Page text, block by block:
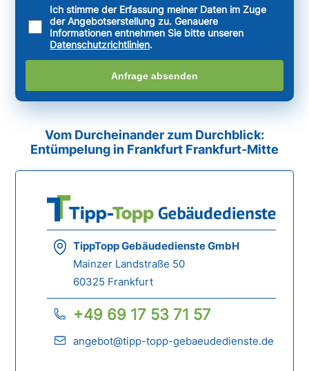
Ich stimme der Erfassung meiner Daten im Zuge
der Angebotserstellung zu. Genauere
Informationen entnehmen Sie bitte unseren
Datenschutzrichtlinien.
Anfrage absenden
Vom Durcheinander zum Durchblick:
Entümpelung in Frankfurt Frankfurt-Mitte
TippTopp Gebäudedienste GmbH
Mainzer Landstraße 50
60325 Frankfurt
+49 69 17 53 71 57
angebot@tipp-topp-gebaeudedienste.de